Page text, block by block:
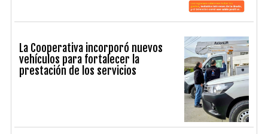
La Cooperativa incorporó nuevos
vehículos para fortalecer la
prestación de los servicios